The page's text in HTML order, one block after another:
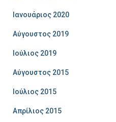
Ιανουάριος 2020
Αύγουστος 2019
Ιούλιος 2019
Αύγουστος 2015
Ιούλιος 2015
Απρίλιος 2015